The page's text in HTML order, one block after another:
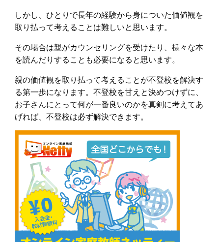
しかし、ひとりで長年の経験から身についた価値観を
取り払って考えることは難しいと思います。
その場合は親がカウンセリングを受けたり、様々な本
を読んだりすることも必要になると思います。
親の価値観を取り払って考えることが不登校を解決す
る第一歩になります。不登校を甘えと決めつけずに、
お子さんにとって何が一番良いのかを真剣に考えてあ
げれば、不登校は必ず解決できます。